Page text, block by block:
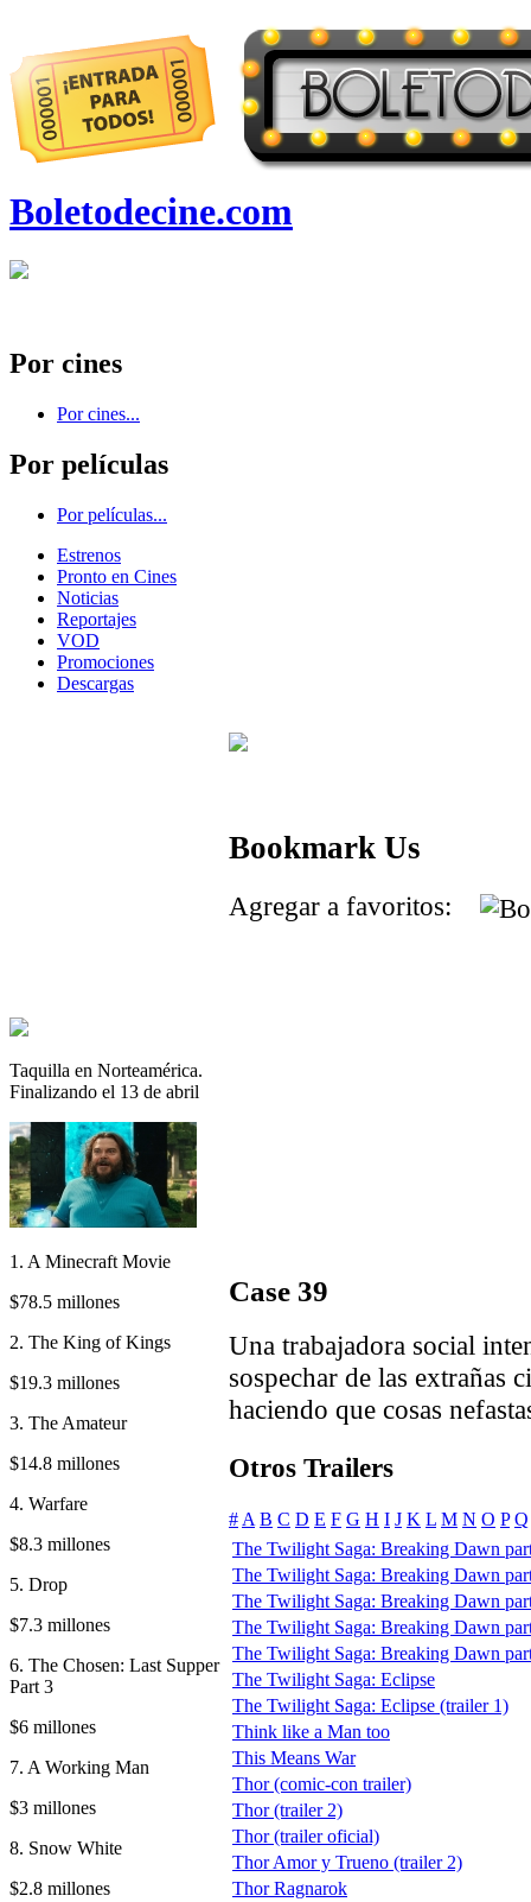
Boletodecine.com
Por cines
Por cines...
Por películas
Por películas...
Estrenos
Pronto en Cines
Noticias
Reportajes
VOD
Promociones
Descargas
Taquilla en Norteamérica.
Finalizando el 13 de abril
1. A Minecraft Movie
$78.5 millones
2. The King of Kings
$19.3 millones
3. The Amateur
$14.8 millones
4. Warfare
$8.3 millones
5. Drop
$7.3 millones
6. The Chosen: Last Supper
Part 3
$6 millones
7. A Working Man
$3 millones
8. Snow White
$2.8 millones
Bookmark Us
Agregar a favoritos:
Case 39
Una trabajadora social
sospechar de las extrañas
haciendo que cosas
Otros Trailers
# A B C D E F G H I J K L M N O P Q
The Twilight Saga: Breaking Dawn
The Twilight Saga: Breaking Dawn
The Twilight Saga: Breaking Dawn
The Twilight Saga: Breaking Dawn
The Twilight Saga: Breaking Dawn
The Twilight Saga: Eclipse
The Twilight Saga: Eclipse (trailer 1)
Think like a Man too
This Means War
Thor (comic-con trailer)
Thor (trailer 2)
Thor (trailer oficial)
Thor Amor y Trueno (trailer 2)
Thor Ragnarok